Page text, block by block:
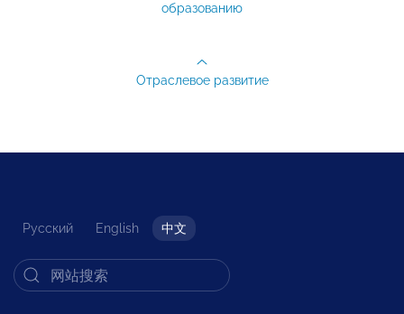
образованию
Отраслевое развитие
Русский English 中文